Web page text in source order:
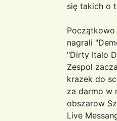
się takich o
Początkowo
nagrali
"Dirty Italo
Zespol
krazek do
za darmo w
obszarow
Live